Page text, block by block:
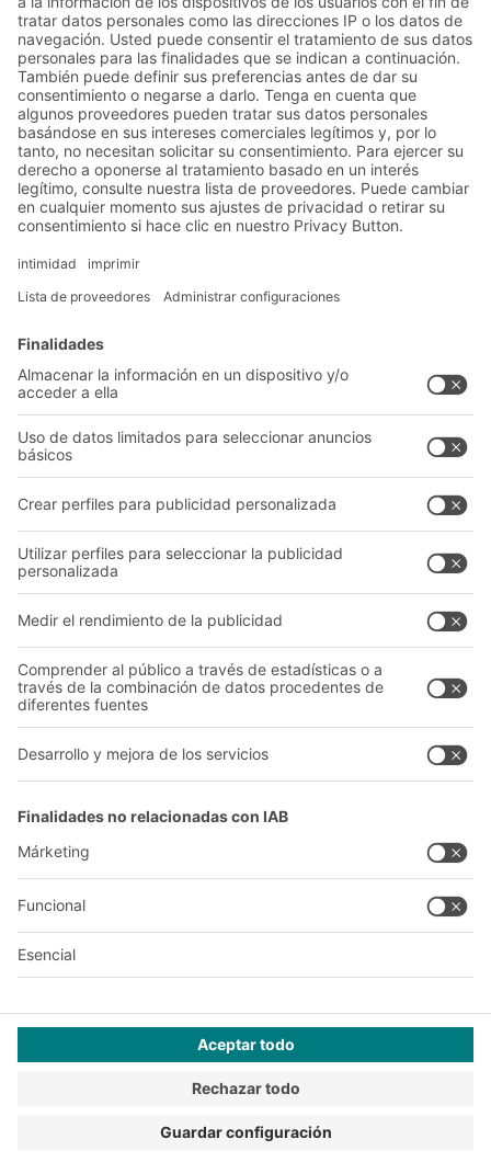
Soluciones
Soluciones intralogísticas
Sistemas de transporte
Nuestros servicios
Asesoramiento y servicio
Catálogo General
Documentos para descargar
Formulario de contacto
Empresa
Quiénes somos
Nuestra red global
Centros de producción
Follow us
+34 93 557 10 20
Diseño y realización
comercio y las profesiones liberales para su uso en actividades
independientes, profesionales o comerciales.
Condiciones generales de venta y suministro
Configuración de privacidad